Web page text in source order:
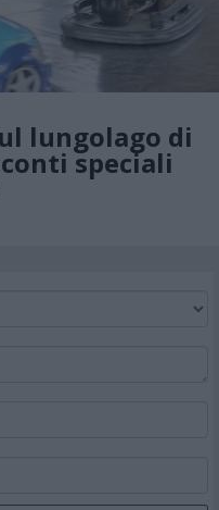
lungolago di
speciali